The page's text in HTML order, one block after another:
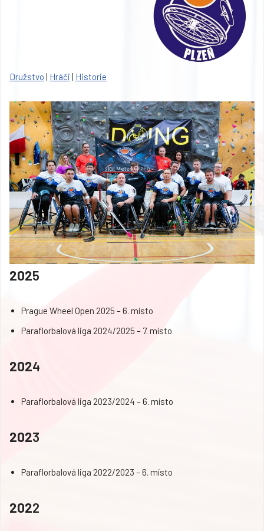
Družstvo | Hráči | Historie
2025
Prague Wheel Open 2025 – 6. místo
Paraflorbalová liga 2024/2025 – 7. místo
2024
Paraflorbalová liga 2023/2024 – 6. místo
2023
Paraflorbalová liga 2022/2023 – 6. místo
2022